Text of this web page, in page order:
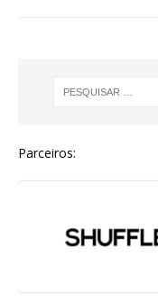
Parceiros: